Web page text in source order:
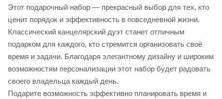
Этот подарочный набор — прекрасный выбор для тех, кто
ценит порядок и эффективность в повседневной жизни.
Классический канцелярский дуэт станет отличным
подарком для каждого, кто стремится организовать своё
время и задачи. Благодаря элегантному дизайну и широким
возможностям персонализации этот набор будет радовать
своего владельца каждый день.
Подарите возможность эффективно планировать время и